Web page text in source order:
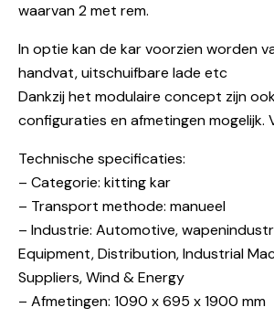
waarvan 2 met rem.
In optie kan de kar voorzien worden
handvat, uitschuifbare lade etc
Dankzij het modulaire concept zijn
configuraties en afmetingen mogelijk.
Technische specificaties:
– Categorie: kitting kar
– Transport methode: manueel
– Industrie: Automotive,
Equipment, Distribution, Industrial
Suppliers, Wind & Energy
– Afmetingen: 1090 x 695 x 1900 mm